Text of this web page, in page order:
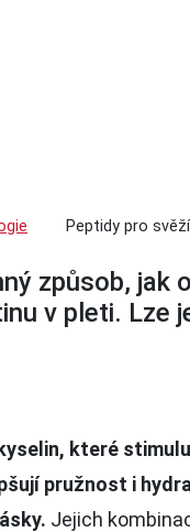
Peptidy pro
způsob,
v pleti. Lze
které
pružnost i
Jejich